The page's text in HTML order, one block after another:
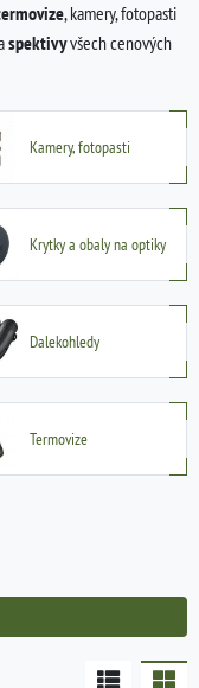
, kamery, fotopasti
spektivyvšech cenových
Kamery, fotopasti
Krytky a obaly na optiky
Dalekohledy
Termovize